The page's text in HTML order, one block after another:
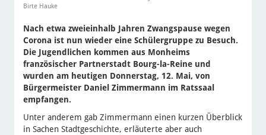
Birte Hauke
Nach etwa zweieinhalb Jahren Zwangspause wegen
Corona ist nun wieder eine Schülergruppe zu Besuch.
Die Jugendlichen kommen aus Monheims
französischer Partnerstadt Bourg-la-Reine und
wurden am heutigen Donnerstag, 12. Mai, von
Bürgermeister Daniel Zimmermann im Ratssaal
empfangen.
Unter anderem gab Zimmermann einen kurzen Überblick
in Sachen Stadtgeschichte, erläuterte aber auch